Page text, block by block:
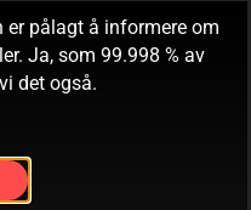
er pålagt å informere om
Ja, som 99.998 % av
det også.